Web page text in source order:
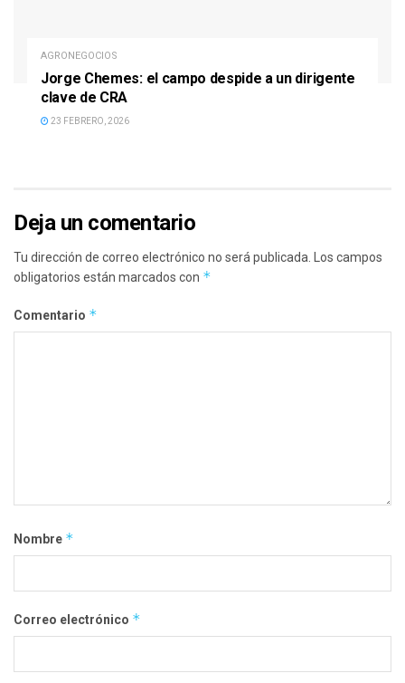
AGRONEGOCIOS
Jorge Chemes: el campo despide a un dirigente
clave de CRA
23 FEBRERO, 2026
Deja un comentario
Tu dirección de correo electrónico no será publicada.
Los campos
obligatorios están marcados con *
Comentario *
Nombre *
Correo electrónico *